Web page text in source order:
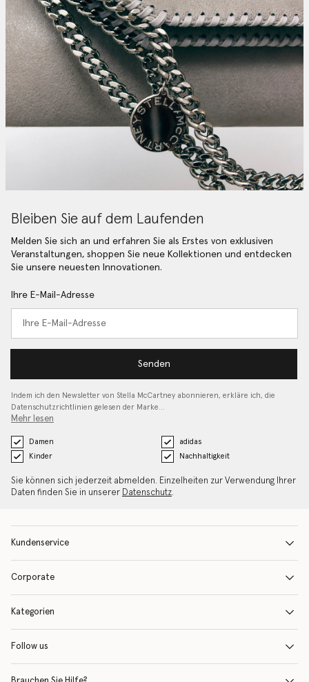
Bleiben Sie auf dem Laufenden
Melden Sie sich an und erfahren Sie als Erstes von exklusiven
Veranstaltungen, shoppen Sie neue Kollektionen und entdecken
Sie unsere neuesten Innovationen.
Ihre E-Mail-Adresse
Senden
Indem ich den Newsletter von Stella McCartney abonnieren, erkläre ich, die
Datenschutzrichtlinien gelesen der Marke…
Mehr lesen
Damen
adidas
Kinder
Nachhaltigkeit
Sie können sich jederzeit abmelden. Einzelheiten zur Verwendung Ihrer
Daten finden Sie in unserer Datenschutz.
Kundenservice
Corporate
Kategorien
Follow us